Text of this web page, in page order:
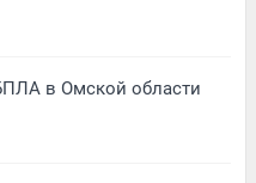
в Омской области